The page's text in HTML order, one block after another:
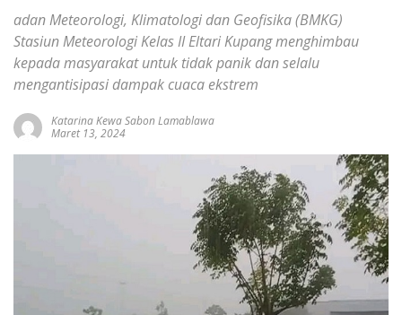
adan Meteorologi, Klimatologi dan Geofisika (BMKG)
Stasiun Meteorologi Kelas II Eltari Kupang menghimbau
kepada masyarakat untuk tidak panik dan selalu
mengantisipasi dampak cuaca ekstrem
Katarina Kewa Sabon Lamablawa
Maret 13, 2024